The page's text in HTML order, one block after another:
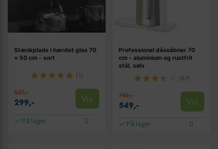
Stænkplade i hærdet glas 70
× 50 cm - sort
(1)
537,-
299,- Vis
På lager
Professionel dåseåbner 70
cm - aluminium og rustfrit
stål, sølv
(67)
752,-
549,- Vis
På lager